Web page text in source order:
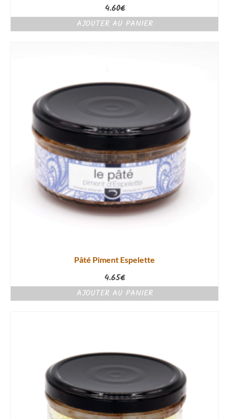
4.60€
AJOUTER AU PANIER
Pâté Piment Espelette
4.65€
AJOUTER AU PANIER